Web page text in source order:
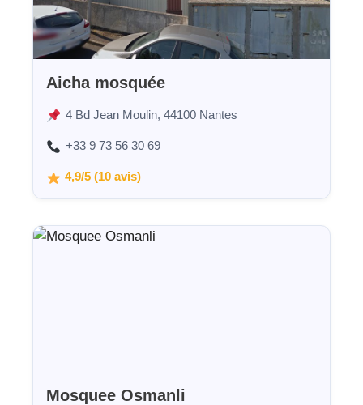
Aicha mosquée
4 Bd Jean Moulin, 44100 Nantes
+33 9 73 56 30 69
4,9/5 (10 avis)
Mosquee Osmanli